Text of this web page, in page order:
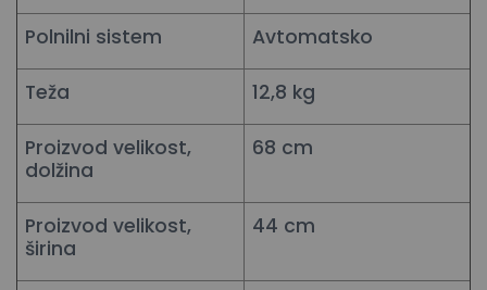
Polnilni sistem Avtomatsko
Teža 12,8 kg
Proizvod velikost,
dolžina
68 cm
Proizvod velikost,
širina
44 cm